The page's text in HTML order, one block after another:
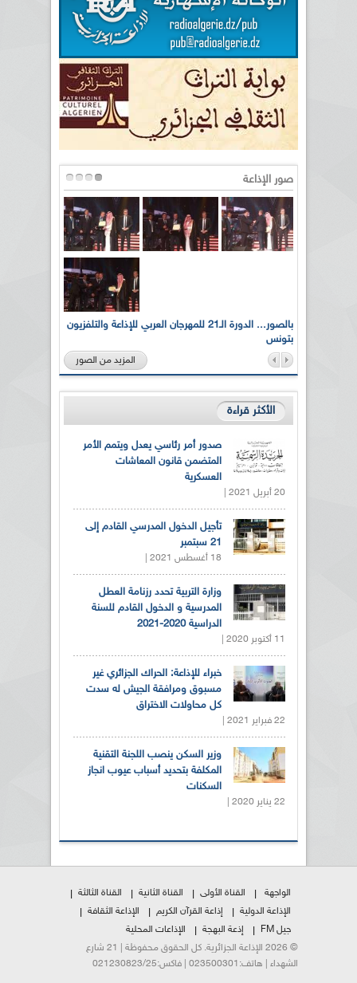
صور الإذاعة
بالصور... الدورة الـ21 للمهرجان العربي للإذاعة والتلفزيون
بتونس
المزيد من الصور
الأكثر قراءة
صدور أمر رئاسي يعدل ويتمم الأمر
المتضمن قانون المعاشات
العسكرية
20 أبريل 2021 |
تأجيل الدخول المدرسي القادم إلى
21 سبتمبر
18 أغسطس 2021 |
وزارة التربية تحدد رزنامة العطل
المدرسية و الدخول القادم للسنة
الدراسية 2020-2021
11 أكتوبر 2020 |
خبراء للإذاعة: الحراك الجزائري غير
مسبوق ومرافقة الجيش له سدت
كل محاولات الاختراق
22 فبراير 2021 |
وزير السكن ينصب اللجنة التقنية
المكلفة بتحديد أسباب عيوب انجاز
السكنات
22 يناير 2020 |
الواجهة القناة الأولى القناة الثانية
القناة الثالثة
الإذاعة الدولية
إذاعة القرآن الكريم
الإذاعة الثقافة
جيل FM
إذعة البهجة
الإذاعات المحلية
© 2026 الإذاعة الجزائرية. كل الحقوق محفوظة | 21 شارع
الشهداء | هاتف:023500301 | فاكس:021230823/25